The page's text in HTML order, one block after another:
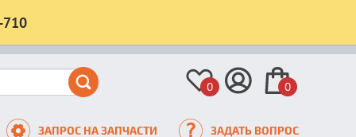
710
0 0
ЗАПРОС НА ЗАПЧАСТИ ЗАДАТЬ ВОПРОС